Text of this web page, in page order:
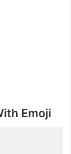
Emoji